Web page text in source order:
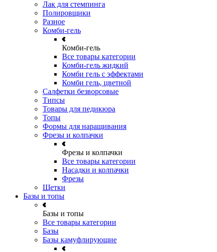
Лак для стемпинга
Полировщики
Разное
Комби-гель
Комби-гель
Все товары категории
Комби-гель жидкий
Комби гель с эффектами
Комби гель, цветной
Салфетки безворсовые
Типсы
Товары для педикюра
Топы
Формы для наращивания
Фрезы и колпачки
Фрезы и колпачки
Все товары категории
Насадки и колпачки
Фрезы
Щетки
Базы и топы
Базы и топы
Все товары категории
Базы
Базы камуфлирующие